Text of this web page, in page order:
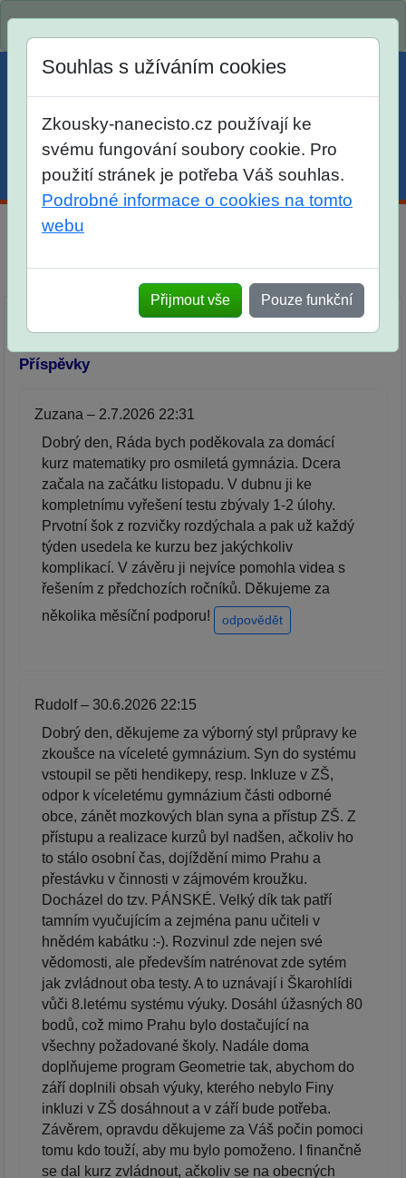
Menu Účet Košík
po skutečných přijímacích zkouškách
Souhlas s užíváním cookies
Zkousky-nanecisto.cz používají ke
svému fungování soubory cookie. Pro
použití stránek je potřeba Váš souhlas.
Podrobné informace o cookies na tomto
webu
Přijmout vše Pouze funkční
Přidat příspěvek
Příspěvky
Zuzana – 2.7.2026 22:31
Dobrý den, Ráda bych poděkovala za domácí
kurz matematiky pro osmiletá gymnázia. Dcera
začala na začátku listopadu. V dubnu ji ke
kompletnímu vyřešení testu zbývaly 1-2 úlohy.
Prvotní šok z rozvičky rozdýchala a pak už každý
týden usedela ke kurzu bez jakýchkoliv
komplikací. V závěru ji nejvíce pomohla videa s
řešením z předchozích ročníků. Děkujeme za
několika měsíční podporu!
odpovědět
Rudolf – 30.6.2026 22:15
Dobrý den, děkujeme za výborný styl průpravy ke
zkoušce na víceleté gymnázium. Syn do systému
vstoupil se pěti hendikepy, resp. Inkluze v ZŠ,
odpor k víceletému gymnázium části odborné
obce, zánět mozkových blan syna a přístup ZŠ. Z
přístupu a realizace kurzů byl nadšen, ačkoliv ho
to stálo osobní čas, dojíždění mimo Prahu a
přestávku v činnosti v zájmovém kroužku.
Docházel do tzv. PÁNSKÉ. Velký dík tak patří
tamním vyučujícím a zejména panu učiteli v
hnědém kabátku :-). Rozvinul zde nejen své
vědomosti, ale především natrénovat zde sytém
jak zvládnout oba testy. A to uznávají i Škarohlídi
vůči 8.letému systému výuky. Dosáhl úžasných 80
bodů, což mimo Prahu bylo dostačující na
všechny požadované školy. Nadále doma
doplňujeme program Geometrie tak, abychom do
září doplnili obsah výuky, kterého nebylo Finy
inkluzi v ZŠ dosáhnout a v září bude potřeba.
Závěrem, opravdu děkujeme za Váš počin pomoci
tomu kdo touží, aby mu bylo pomoženo. I finančně
se dal kurz zvládnout, ačkoliv se na obecných